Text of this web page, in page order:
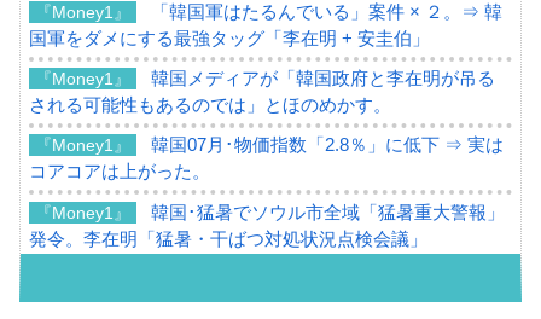
『Money1』
「韓国軍はたるんでいる」案件 × ２。⇒ 韓
国軍をダメにする最強タッグ「李在明 + 安圭伯」
『Money1』
韓国メディアが「韓国政府と李在明が吊る
される可能性もあるのでは」とほのめかす。
『Money1』
韓国07月･物価指数「2.8％」に低下 ⇒ 実は
コアコアは上がった。
『Money1』
韓国･猛暑でソウル市全域「猛暑重大警報」
発令。李在明「猛暑・干ばつ対処状況点検会議」
07月販売台数は去年のほぼ半分「71台」しか売れなかっ